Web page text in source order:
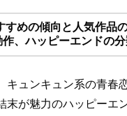
すめの傾向と人気作品
作、ハッピーエンドの
キュンキュン系の青春
末が魅力のハッピーエ